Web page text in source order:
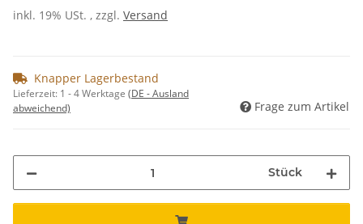
inkl. 19% USt. , zzgl. Versand
Knapper Lagerbestand
Lieferzeit: 1 - 4 Werktage (DE - Ausland
abweichend)
Frage zum Artikel
Stück